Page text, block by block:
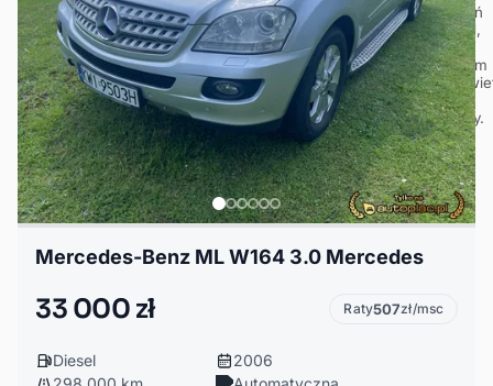
Mercedes-Benz ML W164 3.0 Mercedes
33 000 zł Raty507zł/msc
Diesel
2006